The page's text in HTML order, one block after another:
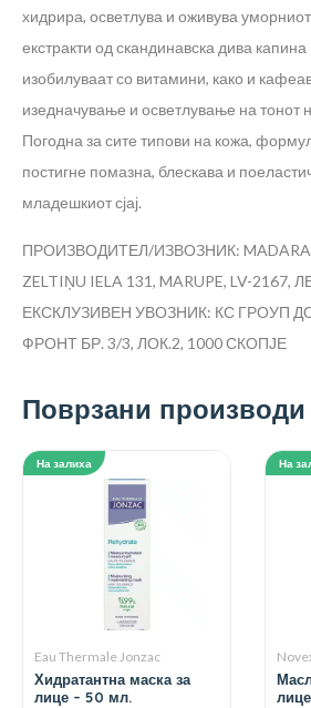
хидрира, осветлува и оживува
екстракти од скандинавска дива
изобилуваат со витамини, како и
изедначување и осветлување на тонот
Погодна за сите типови на кожа,
постигне помазна, блескава и
младешкиот сјај.
ПРОИЗВОДИТЕЛ/ИЗВОЗНИК: MADARA
ZELTIŅU IELA 131, MARUPE, LV-2167,
ЕКСКЛУЗИВЕН УВОЗНИК: КС ГРОУП
ФРОНТ БР. 3/3, ЛОК.2, 1000 СКОПЈЕ
Поврзани производи
На залиха
Eau Thermale Jonzac
Хидратантна маска за
лице – 50 мл.
На